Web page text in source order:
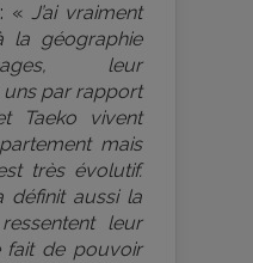
: «J’ai vraiment
la géographie
leur
par rapport
Taeko vivent
mais
très évolutif.
définit aussi la
leur
fait de pouvoir